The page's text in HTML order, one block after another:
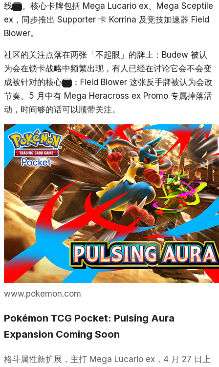
线
。核心卡牌包括 Mega Lucario ex、Mega Sceptile
ex，同步推出 Supporter 卡 Korrina 及竞技加速器 Field
Blower。
社区的关注点落在两张「不起眼」的牌上：Budew 被认
为会在锁卡战略中频繁出现，有人已经在讨论它会不会变
成被针对的核心
；Field Blower 这张反手牌被认为会改
节奏。5 月中有 Mega Heracross ex Promo 专属掉落活
动，时间够的话可以顺带关注。
www.pokemon.com
Pokémon TCG Pocket: Pulsing Aura
Expansion Coming Soon
格斗属性新扩展，主打 Mega Lucario ex，4 月 27 日上